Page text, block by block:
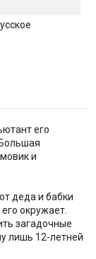
его
и
деда и бабки
окружает.
загадочные
лишь 12-летней